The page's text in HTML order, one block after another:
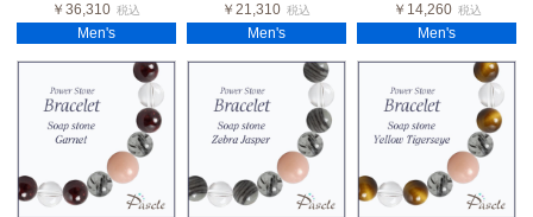
￥36,310 税込
Men's
￥21,310 税込
Men's
￥14,260 税込
Men's